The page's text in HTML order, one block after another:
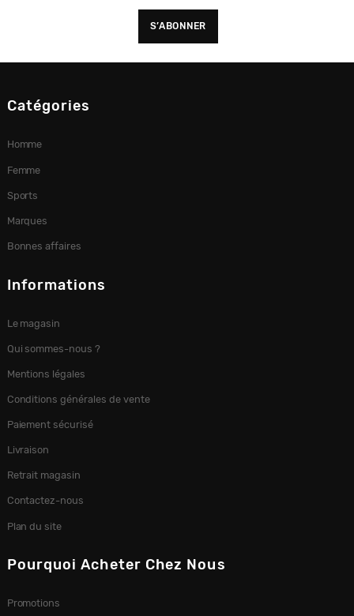
Catégories
Homme
Femme
Sports
Marques
Bonnes affaires
Informations
Le magasin
Qui sommes-nous ?
Mentions légales
Conditions générales de vente
Paiement sécurisé
Livraison
Retrait magasin
Contactez-nous
Plan du site
Pourquoi Acheter Chez Nous
Promotions